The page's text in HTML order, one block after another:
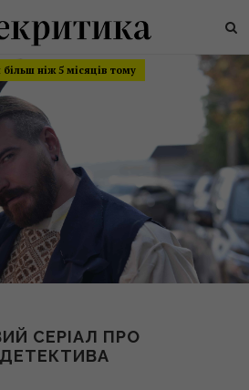
більш ніж 5 місяців тому
СЕРІАЛ ПРО